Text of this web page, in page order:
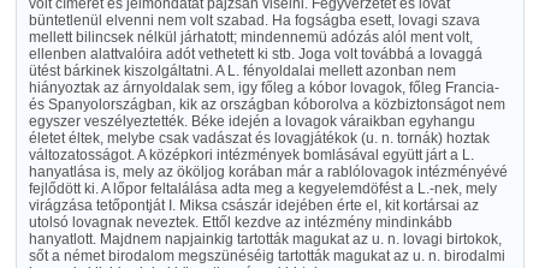
volt címerét és jelmondatát pajzsán viselni. Fegyverzetét és lovát
büntetlenül elvenni nem volt szabad. Ha fogságba esett, lovagi szava
mellett bilincsek nélkül járhatott; mindennemü adózás alól ment volt,
ellenben alattvalóira adót vethetett ki stb. Joga volt továbbá a lovaggá
ütést bárkinek kiszolgáltatni. A L. fényoldalai mellett azonban nem
hiányoztak az árnyoldalak sem, igy főleg a kóbor lovagok, főleg Francia-
és Spanyolországban, kik az országban kóborolva a közbiztonságot nem
egyszer veszélyeztették. Béke idején a lovagok váraikban egyhangu
életet éltek, melybe csak vadászat és lovagjátékok (u. n. tornák) hoztak
változatosságot. A középkori intézmények bomlásával együtt járt a L.
hanyatlása is, mely az ököljog korában már a rablólovagok intézményévé
fejlődött ki. A lőpor feltalálása adta meg a kegyelemdöfést a L.-nek, mely
virágzása tetőpontját I. Miksa császár idejében érte el, kit kortársai az
utolsó lovagnak neveztek. Ettől kezdve az intézmény mindinkább
hanyatlott. Majdnem napjainkig tartották magukat az u. n. lovagi birtokok,
sőt a német birodalom megszünéséig tartották magukat az u. n. birodalmi